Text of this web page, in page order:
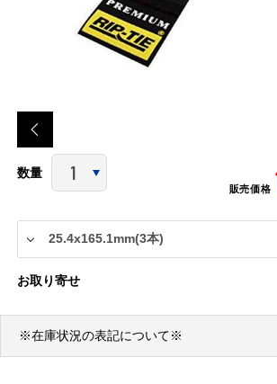
数量
販売価格
お取り寄せ
※在庫状況の表記について※